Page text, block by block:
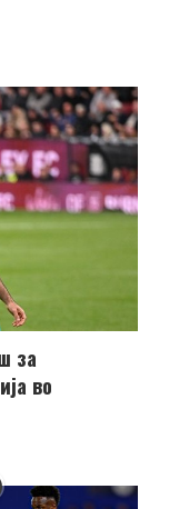
за
во